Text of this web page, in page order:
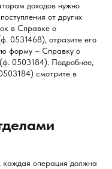
доходов нужно
от других
в Справке о
0531468), отразите его
форму – Справку о
0503184). Подробнее,
смотрите в
каждая операция должна